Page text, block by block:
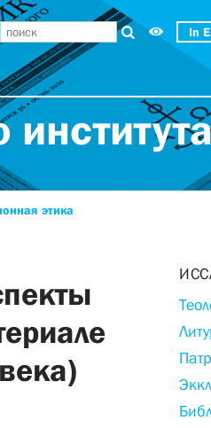
In
этика